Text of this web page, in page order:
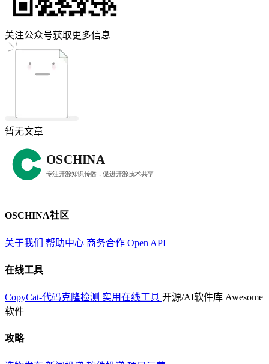
关注公众号获取更多信息
暂无文章
OSCHINA社区
关于我们 帮助中心 商务合作 Open API
在线工具
CopyCat-代码克隆检测 实用在线工具 开源/AI软件库 Awesome
软件
攻略